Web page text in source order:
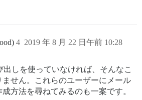
2019 年 8 月 22 日午前 10:28
4
出しを使っていなければ、そんなこ
せん。これらのユーザーにメール
方法を尋ねてみるのも一案です。